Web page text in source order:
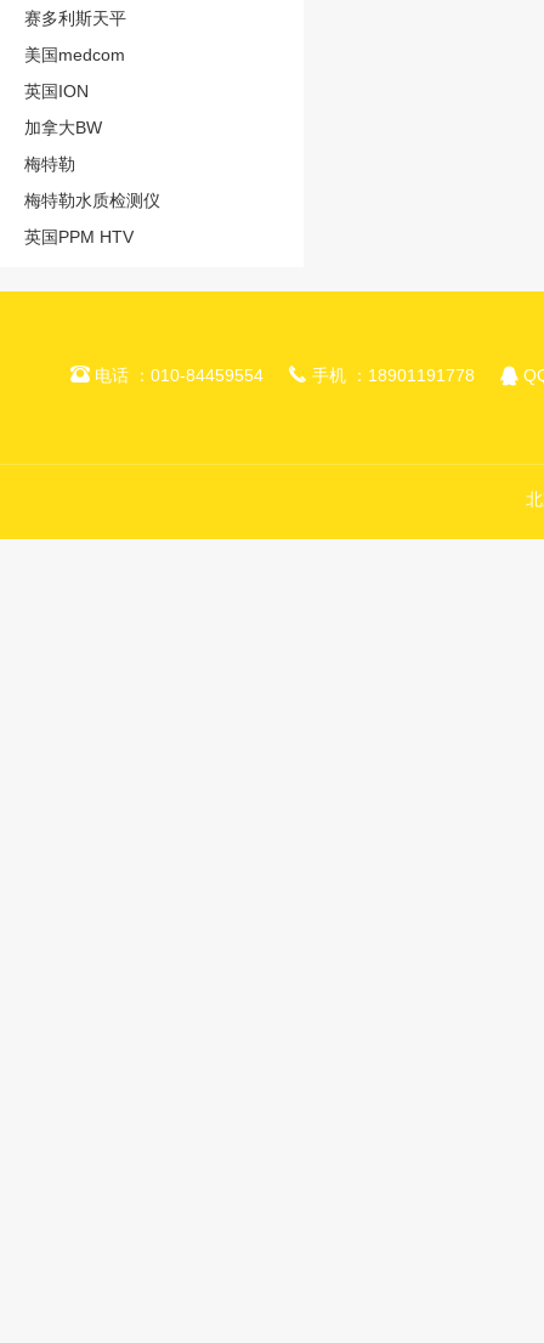
赛多利斯天平
美国medcom
英国ION
加拿大BW
梅特勒
梅特勒水质检测仪
英国PPM HTV
电话 ：010-84459554  手机 ：18901191778 